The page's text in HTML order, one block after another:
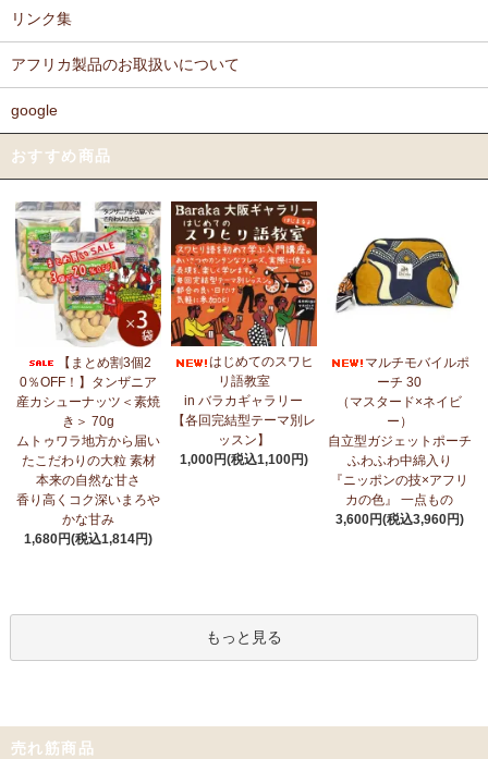
リンク集
アフリカ製品のお取扱いについて
google
おすすめ商品
【まとめ割3個2
0％OFF！】タンザニア
産カシューナッツ＜素焼
き＞ 70g
ムトゥワラ地方から届い
たこだわりの大粒 素材
本来の自然な甘さ
香り高くコク深いまろや
かな甘み
1,680円(税込1,814円)
はじめてのスワヒ
リ語教室
in バラカギャラリー
【各回完結型テーマ別レ
ッスン】
1,000円(税込1,100円)
マルチモバイルポ
ーチ 30
（マスタード×ネイビ
ー）
自立型ガジェットポーチ
ふわふわ中綿入り
『ニッポンの技×アフリ
カの色』 一点もの
3,600円(税込3,960円)
もっと見る
売れ筋商品